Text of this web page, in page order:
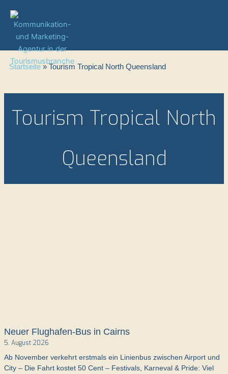
Inhalt
springen
Startseite»Tourism Tropical North Queensland
Tourism Tropical North
Queensland
Neuer Flughafen-Bus in Cairns
5. August 2026
Ab November verkehrt erstmals ein Linienbus zwischen Airport und
City – Die Fahrt kostet 50 Cent – Festivals, Karneval & Pride: Viel